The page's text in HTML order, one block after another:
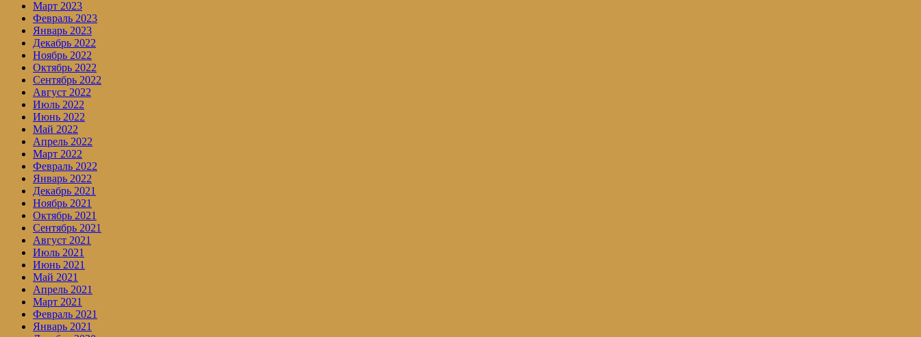
Март 2023
Февраль 2023
Январь 2023
Декабрь 2022
Ноябрь 2022
Октябрь 2022
Сентябрь 2022
Август 2022
Июль 2022
Июнь 2022
Май 2022
Апрель 2022
Март 2022
Февраль 2022
Январь 2022
Декабрь 2021
Ноябрь 2021
Октябрь 2021
Сентябрь 2021
Август 2021
Июль 2021
Июнь 2021
Май 2021
Апрель 2021
Март 2021
Февраль 2021
Январь 2021